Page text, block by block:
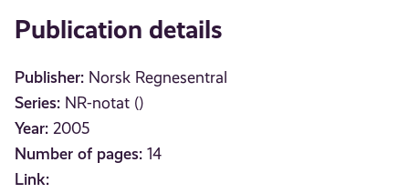
Publication details
Publisher: Norsk Regnesentral
Series: NR-notat ()
Year: 2005
Number of pages: 14
Link: